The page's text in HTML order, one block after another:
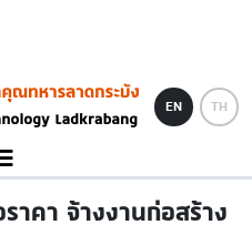
EN TH
าคา จ้างงานก่อสร้าง